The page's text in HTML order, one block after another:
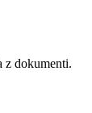
z dokumenti.